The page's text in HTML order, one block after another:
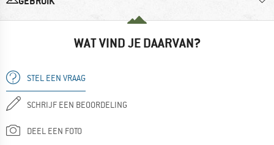
WAT VIND JE DAARVAN?
STEL EEN VRAAG
SCHRIJF EEN BEOORDELING
DEEL EEN FOTO